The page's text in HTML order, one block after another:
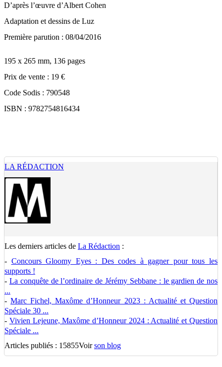
D’après l’œuvre d’Albert Cohen
Adaptation et dessins de Luz
Première parution : 08/04/2016
195 x 265 mm, 136 pages
Prix de vente : 19 €
Code Sodis : 790548
ISBN : 9782754816434
LA RÉDACTION
Les derniers articles de La Rédaction :
- Concours Gloomy Eyes : Des codes à gagner pour tous les
supports !
- La conquête de l’ordinaire de Jérémy Sebbane : le gardien de nos
...
-Marc Fichel, Maxôme d’Honneur 2023 : Actualité et Question
Spéciale 30 ...
- Vivien Lejeune, Maxôme d’Honneur 2024 : Actualité et Question
Spéciale ...
Articles publiés : 15855Voirson blog